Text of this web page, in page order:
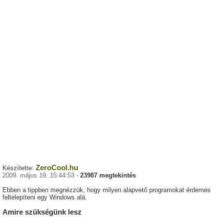
Készítette: ZeroCool.hu
2009. május 19. 15:44:53 - 23987 megtekintés
Ebben a tippben megnézzük, hogy milyen alapvető programokat érdemes
feltelepíteni egy Windows alá.
Amire szükségünk lesz